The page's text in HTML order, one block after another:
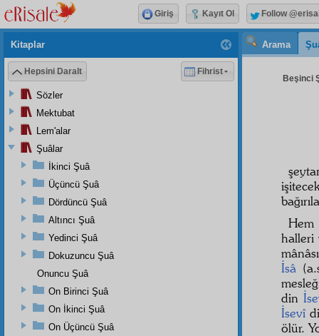
Arama
Beşinci
halleri
İsâ
din
İsevî
ölür.
Kitaplar
Hepsini Daralt Fihrist
Sözler
Mektubat
Lem'alar
Şuâlar
İkinci Şuâ
Üçüncü Şuâ
Dördüncü Şuâ
Altıncı Şuâ
Yedinci Şuâ
Dokuzuncu Şuâ
Onuncu Şuâ
On Birinci Şuâ
On İkinci Şuâ
On Üçüncü Şuâ
Giriş Kayıt Ol Follow